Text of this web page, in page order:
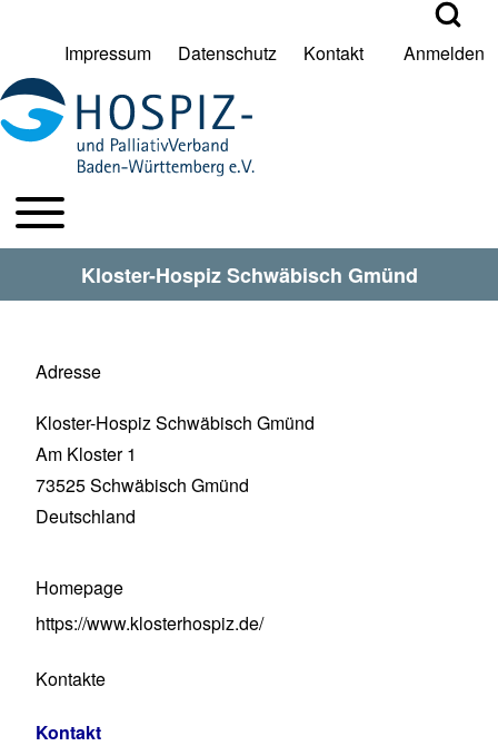
Suche Schließen
Suche
User account menu
Impressum Datenschutz Kontakt Anmelden
HPV BW Hauptmenu
Toggle main menu
Kloster-Hospiz Schwäbisch Gmünd
Adresse
Kloster-Hospiz Schwäbisch Gmünd
Am Kloster 1
73525Schwäbisch Gmünd
Deutschland
Homepage
https://www.klosterhospiz.de/
Kontakte
Kontakt